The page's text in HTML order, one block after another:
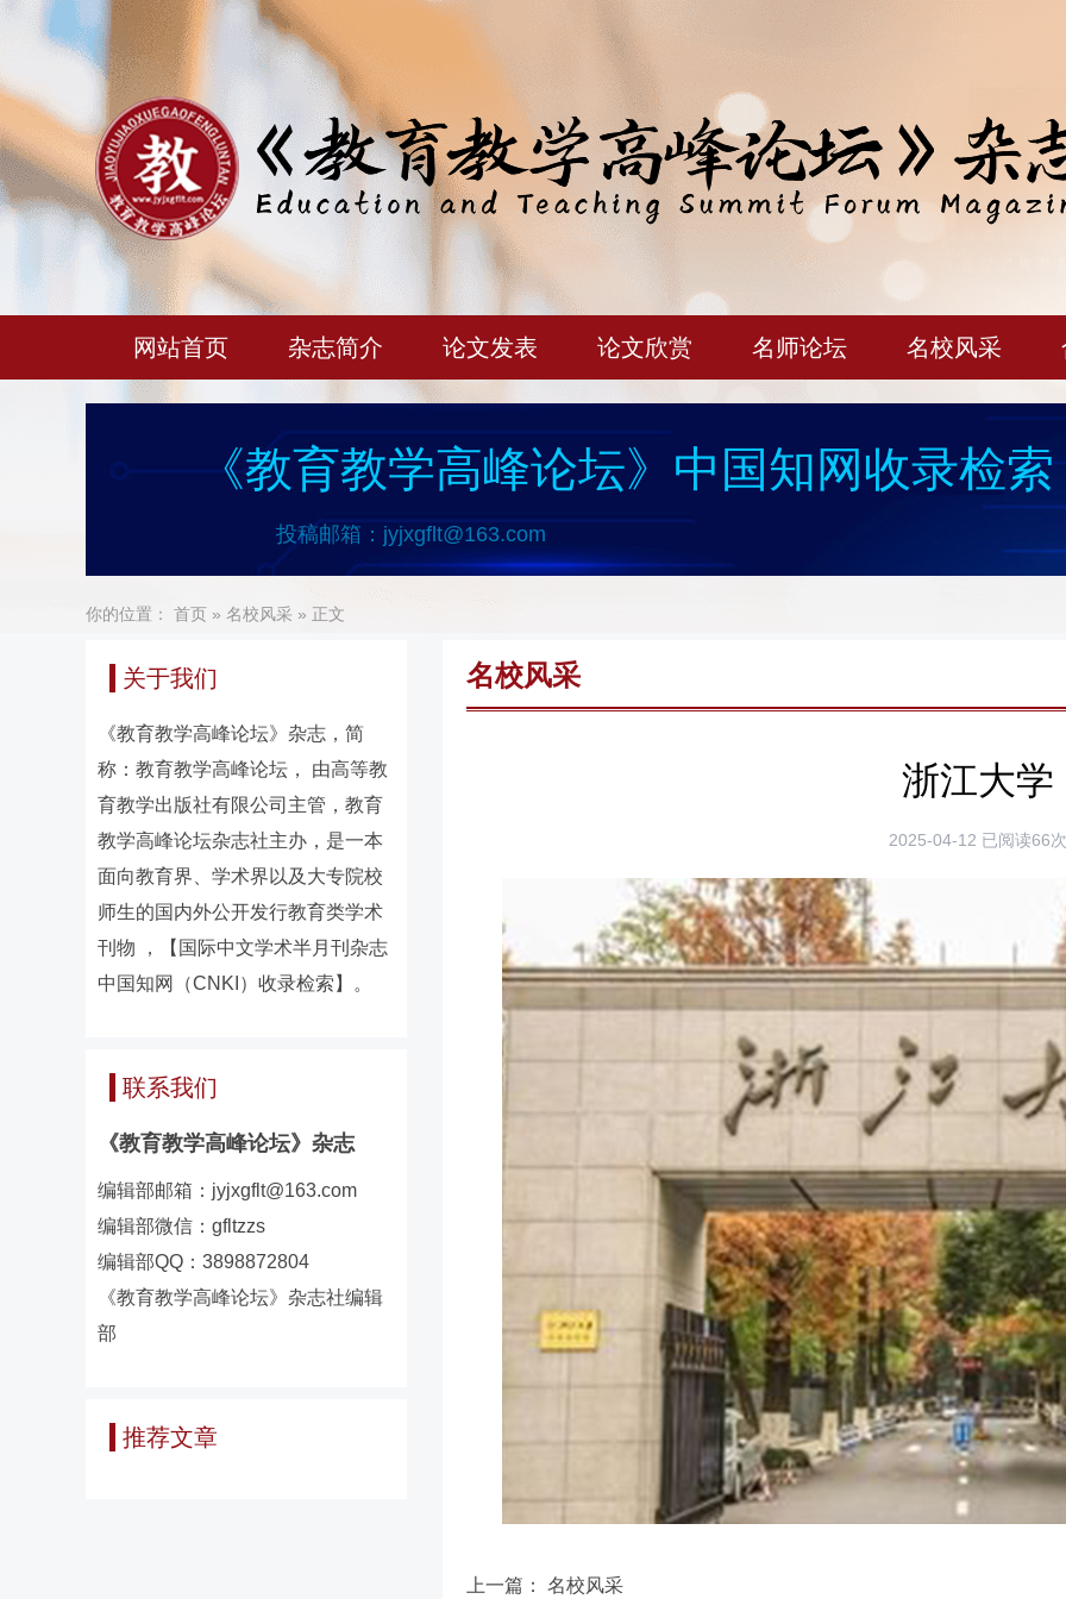
网站首页 杂志简介 论文发表 论文欣赏 名师论坛 名校风采
《教育教学高峰论坛》中国知网收录检索
投稿邮箱： jyjxgflt@163.com
你的位置： 首页 » 名校风采 » 正文
关于我们
《教育教学高峰论坛》杂志，简
称：教育教学高峰论坛， 由高等教
育教学出版社有限公司主管，教育
教学高峰论坛杂志社主办，是一本
面向教育界、学术界以及大专院校
师生的国内外公开发行教育类学术
刊物 ，【国际中文学术半月刊杂志
中国知网（CNKI）收录检索】。
联系我们
《教育教学高峰论坛》杂志
编辑部邮箱：jyjxgflt@163.com
编辑部微信：gfltzzs
编辑部QQ：3898872804
《教育教学高峰论坛》杂志社编辑
部
推荐文章
名校风采
浙江大学
2025-04-12 已阅读66次
上一篇： 名校风采